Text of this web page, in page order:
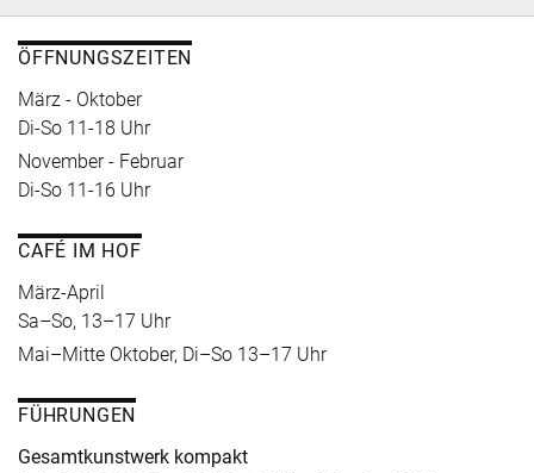
ÖFFNUNGSZEITEN
März - Oktober
Di-So 11-18 Uhr
November - Februar
Di-So 11-16 Uhr
CAFÉ IM HOF
März-April
Sa–So, 13–17 Uhr
Mai–Mitte Oktober, Di–So 13–17 Uhr
FÜHRUNGEN
Gesamtkunstwerk kompakt